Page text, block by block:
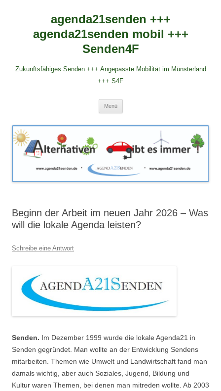
agenda21senden +++
agenda21senden mobil +++
Senden4F
Zukunftsfähiges Senden +++ Angepasste Mobilität im Münsterland
+++ S4F
Menü
Beginn der Arbeit im neuen Jahr 2026 – Was
will die lokale Agenda leisten?
Schreibe eine Antwort
Senden. Im Dezember 1999 wurde die lokale Agenda21 in
Senden gegründet. Man wollte an der Entwicklung Sendens
mitarbeiten. Themen wie Umwelt und Landwirtschaft fand man
damals wichtig, aber auch Soziales, Jugend, Bildung und
Kultur waren Themen, bei denen man mitreden wollte. Ab 2003